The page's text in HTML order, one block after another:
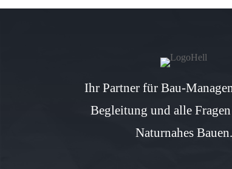
Ihr Partner für Bau-
Begleitung und alle
Naturnahes Bauen.